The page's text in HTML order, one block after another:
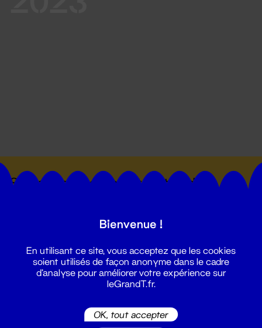
Suivez toutes les actualités du
Bienvenue !
En utilisant ce site, vous acceptez que les cookies
soient utilisés de façon anonyme dans le cadre
d'analyse pour améliorer votre expérience sur
leGrandT.fr.
OK, tout accepter